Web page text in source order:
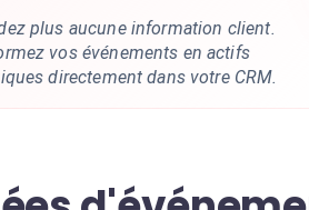
plus aucune information client.
vos événements en actifs
directement dans votre CRM.